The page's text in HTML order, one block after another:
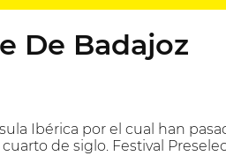
De Badajoz
Ibérica por el cual han
de siglo. Festival